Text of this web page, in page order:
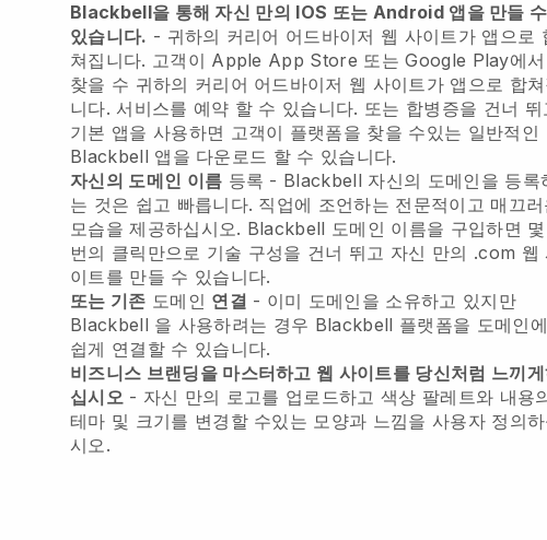
Blackbell을 통해 자신 만의 IOS 또는 Android 앱을 만들 수
있습니다. - 귀하의 커리어 어드바이저 웹 사이트가 앱으로
쳐집니다. 고객이 Apple App Store 또는 Google Play에서
찾을 수 귀하의 커리어 어드바이저 웹 사이트가 앱으로 합쳐
니다. 서비스를 예약 할 수 있습니다. 또는 합병증을 건너 뛰
기본 앱을 사용하면 고객이 플랫폼을 찾을 수있는 일반적인
Blackbell 앱을 다운로드 할 수 있습니다.
자신의 도메인 이름 등록 - Blackbell 자신의 도메인을 등록
는 것은 쉽고 빠릅니다. 직업에 조언하는 전문적이고 매끄러
모습을 제공하십시오. Blackbell 도메인 이름을 구입하면 몇
번의 클릭만으로 기술 구성을 건너 뛰고 자신 만의 .com 웹
이트를 만들 수 있습니다.
또는 기존 도메인 연결 - 이미 도메인을 소유하고 있지만
Blackbell 을 사용하려는 경우 Blackbell 플랫폼을 도메인에
쉽게 연결할 수 있습니다.
비즈니스 브랜딩을 마스터하고 웹 사이트를 당신처럼 느끼
십시오- 자신 만의 로고를 업로드하고 색상 팔레트와 내용
테마 및 크기를 변경할 수있는 모양과 느낌을 사용자 정의하
시오.